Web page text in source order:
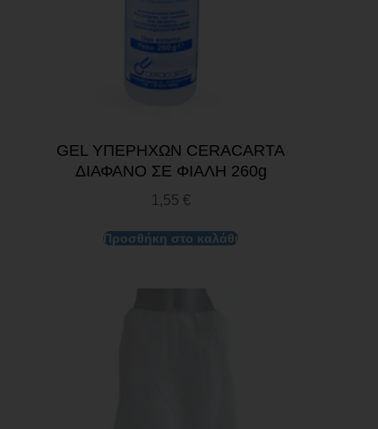
GEL ΥΠΕΡΗΧΩΝ CERACARTA
ΔΙΑΦΑΝΟ ΣΕ ΦΙΑΛΗ 260g
1,55 €
Προσθήκη στο καλάθι